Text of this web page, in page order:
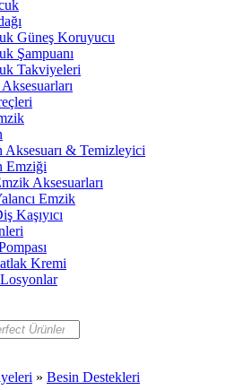
Güneş Koruyucu
Şampuanı
Takviyeleri
Aksesuarı & Temizleyici
Emziği
Aksesuarları
Emzik
Kaşıyıcı
Kremi
» Besin Destekleri